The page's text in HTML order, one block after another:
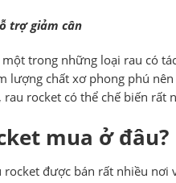
trợ giảm cân
một trong những loại rau có
lượng chất xơ phong phú
rau rocket có thể chế biến rất
mua ở đâu?
rocket được bán rất nhiều nơi